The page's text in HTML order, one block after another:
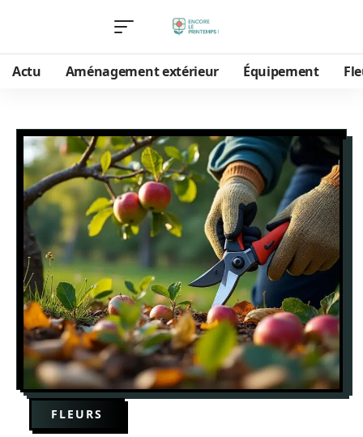
Actu Aménagement extérieur Équipement
FLEURS